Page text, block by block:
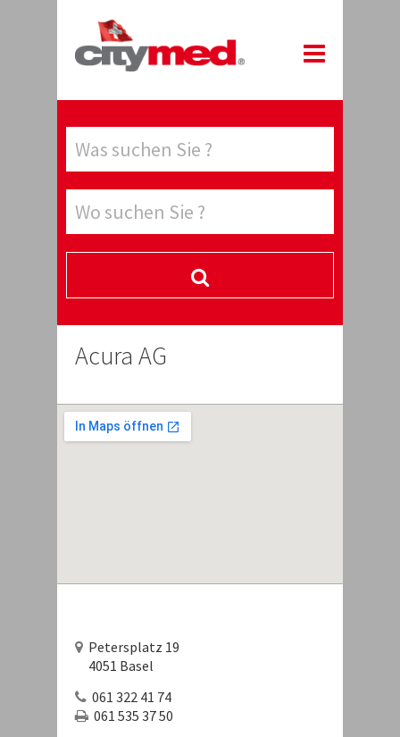
Acura AG
Petersplatz 19
4051 Basel
061 322 41 74
061 535 37 50